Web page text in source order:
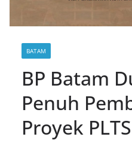
BATAM
BP Batam
Penuh
Proyek PLTS